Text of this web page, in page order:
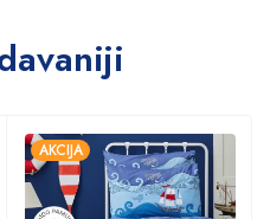
AKCIJA